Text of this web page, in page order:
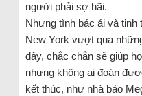
người phải sợ hãi.
Nhưng tình bác ái và tinh
New York vượt qua
đây, chắc chắn sẽ giúp
nhưng không ai đoán
kết thúc, như nhà báo